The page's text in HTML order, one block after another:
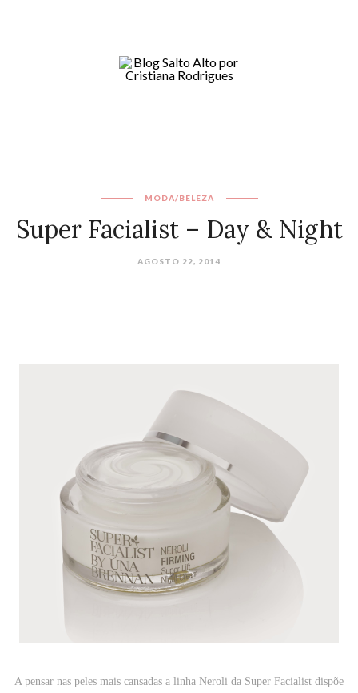
MODA/BELEZA
Super Facialist – Day & Night‏
AGOSTO 22, 2014
A pensar nas peles mais cansadas a linha Neroli da Super Facialist dispõe